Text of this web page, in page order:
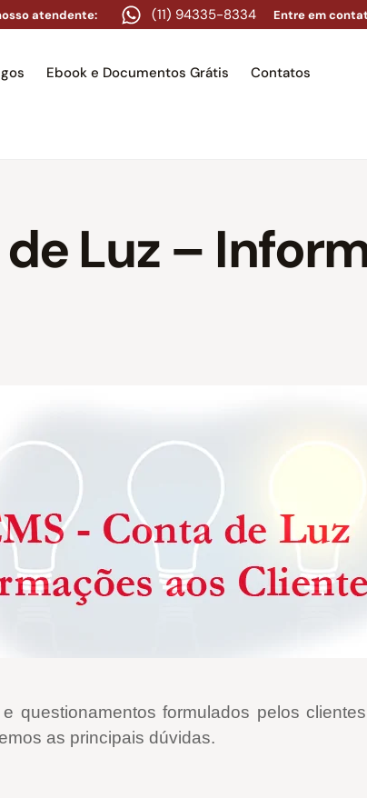
atendente: (11) 94335-8334 Entre em
Ebook e Documentos Grátis Contatos
Luz –
questionamentos formulados pelos
as principais dúvidas.